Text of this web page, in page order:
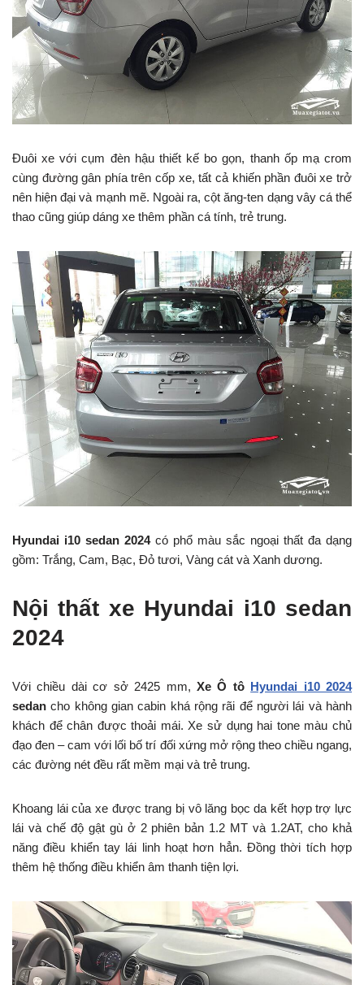
Đuôi xe với cụm đèn hậu thiết kế bo gọn, thanh ốp mạ crom
cùng đường gân phía trên cốp xe, tất cả khiến phần đuôi xe trở
nên hiện đại và mạnh mẽ. Ngoài ra, cột ăng-ten dạng vây cá thể
thao cũng giúp dáng xe thêm phần cá tính, trẻ trung.
Hyundai i10 sedan 2024có phổ màu sắc ngoại thất đa dạng
gồm: Trắng, Cam, Bạc, Đỏ tươi, Vàng cát và Xanh dương.
Nội thất xe Hyundai i10 sedan
2024
Với chiều dài cơ sở 2425 mm, Xe Ô tô Hyundai i10 2024
sedancho không gian cabin khá rộng rãi để người lái và hành
khách để chân được thoải mái. Xe sử dụng hai tone màu chủ
đạo đen – cam với lối bố trí đối xứng mở rộng theo chiều ngang,
các đường nét đều rất mềm mại và trẻ trung.
Khoang lái của xe được trang bị vô lăng bọc da kết hợp trợ lực
lái và chế độ gật gù ở 2 phiên bản 1.2 MT và 1.2AT, cho khả
năng điều khiển tay lái linh hoạt hơn hẳn. Đồng thời tích hợp
thêm hệ thống điều khiển âm thanh tiện lợi.